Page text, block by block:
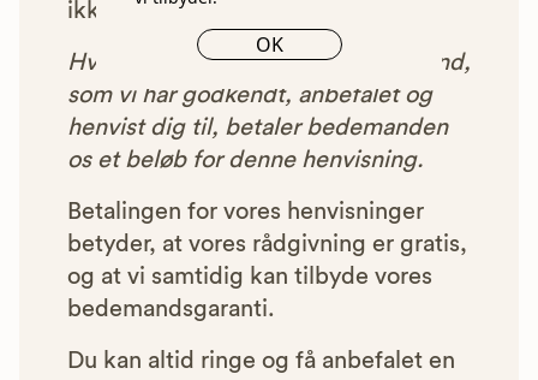
OK
ikke blive vist i vores anbefalinger.
Hver gang du benytter en bedemand,
som vi har godkendt, anbefalet og
henvist dig til, betaler bedemanden
os et beløb for denne henvisning.
Betalingen for vores henvisninger
betyder, at vores rådgivning er gratis,
og at vi samtidig kan tilbyde vores
bedemandsgaranti.
Du kan altid ringe og få anbefalet en